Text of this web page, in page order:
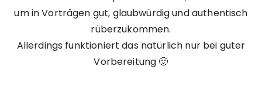
um in Vorträgen gut, glaubwürdig und authentisch
rüberzukommen.
Allerdings funktioniert das natürlich nur bei guter
Vorbereitung 🙂